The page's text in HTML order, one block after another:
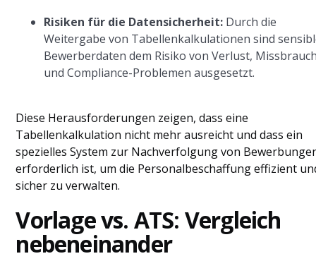
Risiken für die Datensicherheit: Durch die
Weitergabe von Tabellenkalkulationen sind
Bewerberdaten dem Risiko von Verlust,
und Compliance-Problemen ausgesetzt.
Diese Herausforderungen zeigen, dass eine
Tabellenkalkulation nicht mehr ausreicht und dass ein
spezielles System zur Nachverfolgung von
erforderlich ist, um die Personalbeschaffung effizient
sicher zu verwalten.
Vorlage vs. ATS: Vergleich
nebeneinander